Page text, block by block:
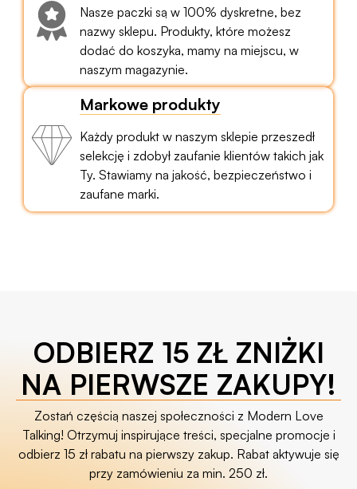
Nasze paczki są w 100% dyskretne, bez
nazwy sklepu. Produkty, które możesz
dodać do koszyka, mamy na miejscu, w
naszym magazynie.
Markowe produkty
Każdy produkt w naszym sklepie przeszedł
selekcję i zdobył zaufanie klientów takich jak
Ty. Stawiamy na jakość, bezpieczeństwo i
zaufane marki.
ODBIERZ 15 ZŁ ZNIŻKI
NA PIERWSZE ZAKUPY!
Zostań częścią naszej społeczności z Modern Love
Talking! Otrzymuj inspirujące treści, specjalne promocje i
odbierz 15 zł rabatu na pierwszy zakup. Rabat aktywuje się
przy zamówieniu za min. 250 zł.